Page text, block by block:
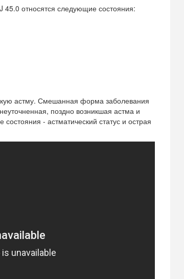
45.0 относятся следующие состояния:
астму. Смешанная форма заболевания
поздно возникшая астма и
- астматический статус и острая